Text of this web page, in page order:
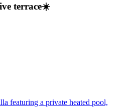
terrace☀️
featuring a private heated pool,